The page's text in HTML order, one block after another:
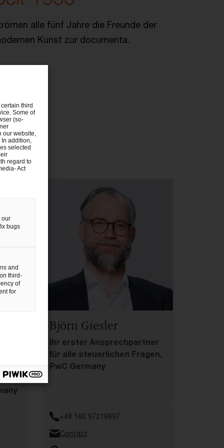
alle fünf Jahre die Freunde der
Kunst zur documenta.
Björn Giesler
Ihr erster Ansprechpartner
für alle steuerlichen Fragen,
PwC Germany
+49 160 97219697
Contact
third
Some of
(so-
our website,
In addition,
selected
regard to
Act
our
bugs
and
third-
of
for